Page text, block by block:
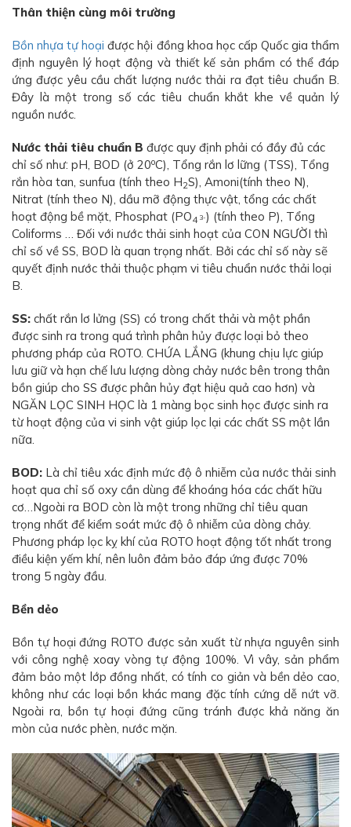
Thân thiện cùng môi trường
Bồn nhựa tự hoại được hội đồng khoa học cấp Quốc gia thẩm
định nguyên lý hoạt động và thiết kế sản phẩm có thể đáp
ứng được yêu cầu chất lượng nước thải ra đạt tiêu chuẩn B.
Đây là một trong số các tiêu chuẩn khắt khe về quản lý
nguồn nước.
Nước thải tiêu chuẩn B được quy định phải có đầy đủ các
chỉ số như: pH, BOD (ở 20oC), Tổng rắn lơ lững (TSS), Tổng
rắn hòa tan, sunfua (tính theo H2S), Amoni(tính theo N),
Nitrat (tính theo N), dầu mỡ động thực vật, tổng các chất
hoạt động bề mặt, Phosphat (PO4 3-) (tính theo P), Tổng
Coliforms … Đối với nước thải sinh hoạt của CON NGƯỜI thì
chỉ số về SS, BOD là quan trọng nhất. Bởi các chỉ số này sẽ
quyết định nước thải thuộc phạm vi tiêu chuẩn nước thải loại
B.
SS: chất rắn lơ lửng (SS) có trong chất thải và một phần
được sinh ra trong quá trình phân hủy được loại bỏ theo
phương pháp của ROTO. CHỨA LẮNG (khung chịu lực giúp
lưu giữ và hạn chế lưu lượng dòng chảy nước bên trong thân
bồn giúp cho SS được phân hủy đạt hiệu quả cao hơn) và
NGĂN LỌC SINH HỌC là 1 màng bọc sinh học được sinh ra
từ hoạt động của vi sinh vật giúp lọc lại các chất SS một lần
nữa.
BOD: Là chỉ tiêu xác định mức độ ô nhiễm của nước thải sinh
hoạt qua chỉ số oxy cần dùng để khoáng hóa các chất hữu
cơ…Ngoài ra BOD còn là một trong những chỉ tiêu quan
trọng nhất để kiểm soát mức độ ô nhiễm của dòng chảy.
Phương pháp lọc kỵ khí của ROTO hoạt động tốt nhất trong
điều kiện yếm khí, nên luôn đảm bảo đáp ứng được 70%
trong 5 ngày đầu.
Bền dẻo
Bồn tự hoại đứng ROTO được sản xuất từ nhựa nguyên sinh
với công nghệ xoay vòng tự động 100%. Vì vây, sản phẩm
đảm bảo một lớp đồng nhất, có tính co giản và bền dẻo cao,
không như các loại bồn khác mang đặc tính cứng dễ nứt vỡ.
Ngoài ra, bồn tự hoại đứng cũng tránh được khả năng ăn
mòn của nước phèn, nước mặn.